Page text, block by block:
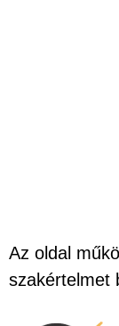
Az oldal
szakértelmet